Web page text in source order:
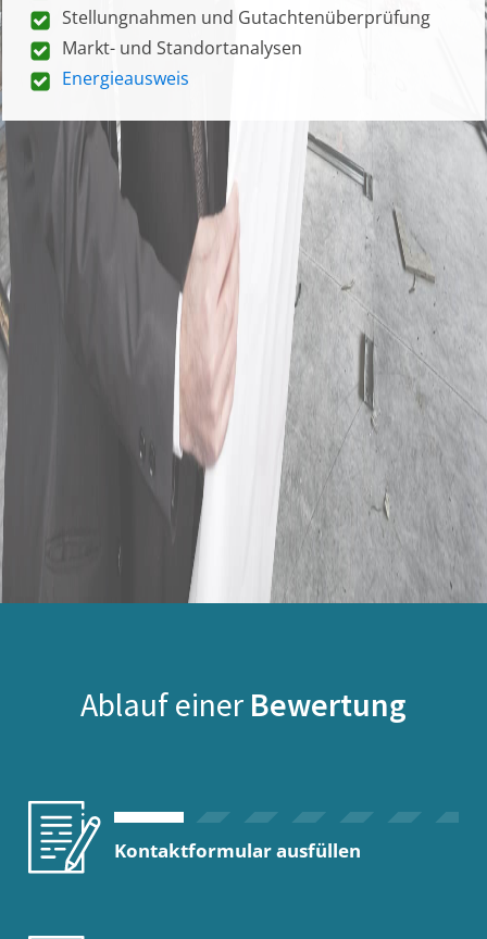
Stellungnahmen und Gutachtenüberprüfung
Markt- und Standortanalysen
Energieausweis
Ablauf einer Bewertung
Kontaktformular ausfüllen